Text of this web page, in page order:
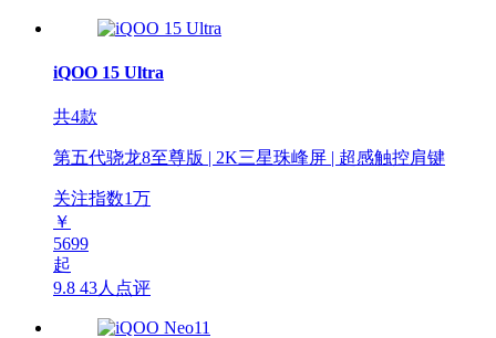
iQOO 15 Ultra
共4款
第五代骁龙8至尊版 | 2K三星珠峰屏 | 超感触控肩键
关注指数1万
￥
5699
起
9.8 43人点评